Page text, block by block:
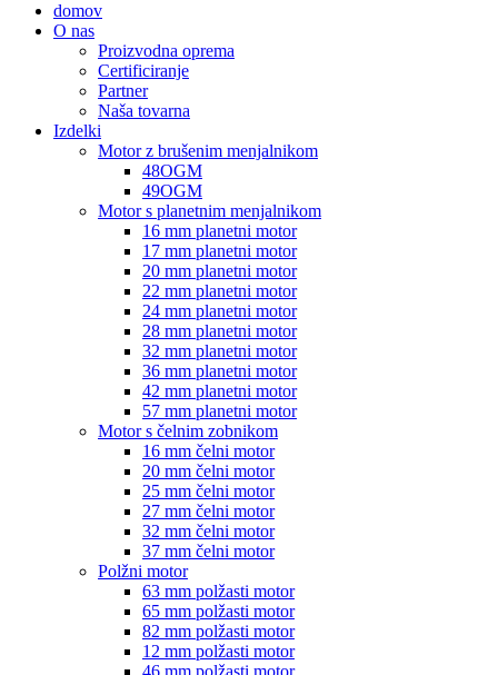
domov
O nas
Proizvodna oprema
Certificiranje
Partner
Naša tovarna
Izdelki
Motor z brušenim menjalnikom
48OGM
49OGM
Motor s planetnim menjalnikom
16 mm planetni motor
17 mm planetni motor
20 mm planetni motor
22 mm planetni motor
24 mm planetni motor
28 mm planetni motor
32 mm planetni motor
36 mm planetni motor
42 mm planetni motor
57 mm planetni motor
Motor s čelnim zobnikom
16 mm čelni motor
20 mm čelni motor
25 mm čelni motor
27 mm čelni motor
32 mm čelni motor
37 mm čelni motor
Polžni motor
63 mm polžasti motor
65 mm polžasti motor
82 mm polžasti motor
12 mm polžasti motor
46 mm polžasti motor